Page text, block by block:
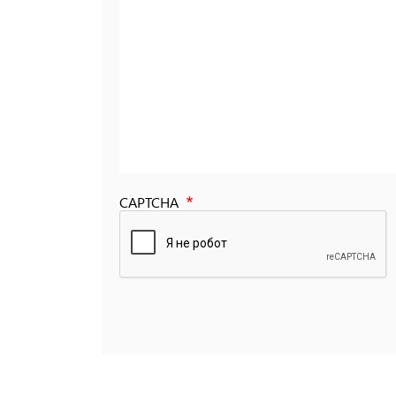
CAPTCHA